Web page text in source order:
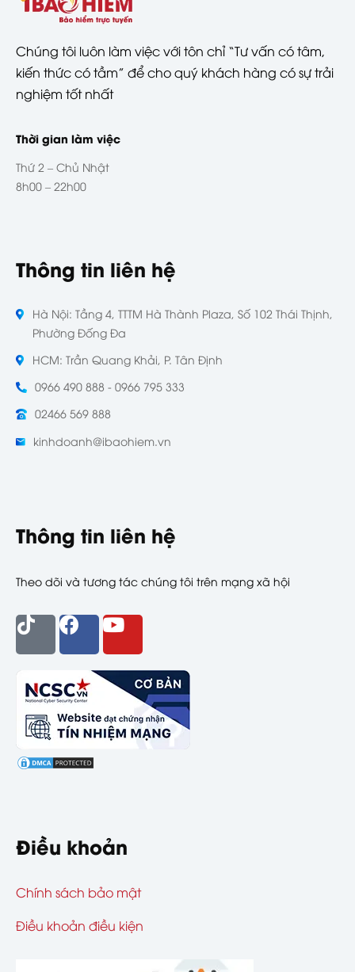
Chúng tôi luôn làm việc với tôn chỉ “Tư vấn có tâm,
kiến thức có tầm” để cho quý khách hàng có sự trải
nghiệm tốt nhất
Thời gian làm việc
Thứ 2 – Chủ Nhật
8h00 – 22h00
Thông tin liên hệ
Hà Nội: Tầng 4, TTTM Hà Thành Plaza, Số 102 Thái Thịnh,
Phường Đống Đa
HCM: Trần Quang Khải, P. Tân Định
0966 490 888 - 0966 795 333
02466 569 888
kinhdoanh@ibaohiem.vn
Thông tin liên hệ
Theo dõi và tương tác chúng tôi trên mạng xã hội
Điều khoản
Chính sách bảo mật
Điều khoản điều kiện